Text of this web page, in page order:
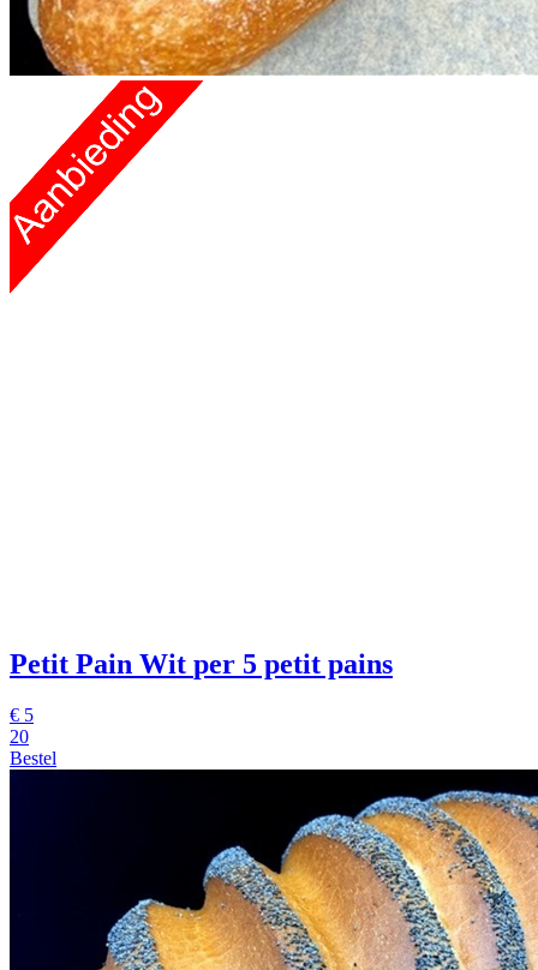
Petit Pain Wit per 5 petit pains
€ 5
20
Bestel